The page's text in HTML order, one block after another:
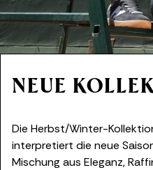
NEUE
Die Herbst/Winter-
interpretiert die neue
Mischung aus Eleganz,